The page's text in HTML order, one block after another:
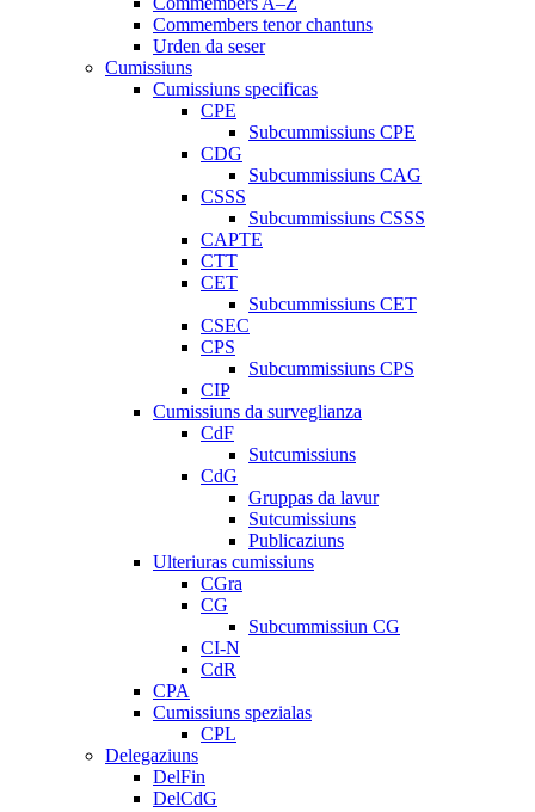
Commembers tenor chantuns
Urden da seser
Cumissiuns
Cumissiuns specificas
CPE
Subcummissiuns CPE
CDG
Subcummissiuns CAG
CSSS
Subcummissiuns CSSS
CAPTE
CTT
CET
Subcummissiuns CET
CSEC
CPS
Subcummissiuns CPS
CIP
Cumissiuns da surveglianza
CdF
Sutcumissiuns
CdG
Gruppas da lavur
Sutcumissiuns
Publicaziuns
Ulteriuras cumissiuns
CGra
CG
Subcummissiun CG
CI-N
CdR
CPA
Cumissiuns spezialas
CPL
Delegaziuns
DelFin
DelCdG